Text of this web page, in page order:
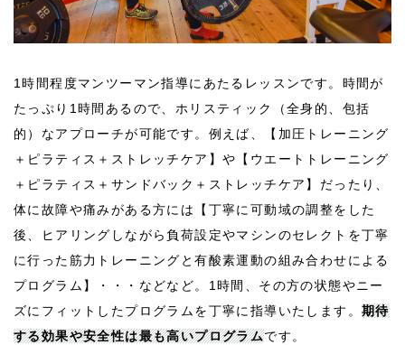
1時間程度マンツーマン指導にあたるレッスンです。時間が
たっぷり1時間あるので、ホリスティック（全身的、包括
的）なアプローチが可能です。例えば、【加圧トレーニング
＋ピラティス＋ストレッチケア】や【ウエートトレーニング
＋ピラティス＋サンドバック＋ストレッチケア】だったり、
体に故障や痛みがある方には【丁寧に可動域の調整をした
後、ヒアリングしながら負荷設定やマシンのセレクトを丁寧
に行った筋力トレーニングと有酸素運動の組み合わせによる
プログラム】・・・などなど。1時間、その方の状態やニー
ズにフィットしたプログラムを丁寧に指導いたします。 期待
する効果や安全性は最も高いプログラムです。